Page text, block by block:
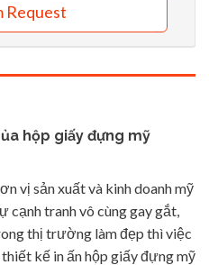
Request
hộp giấy đựng mỹ
vị sản xuất và kinh doanh mỹ
cạnh tranh vô cùng gay gắt,
thị trường làm đẹp thì việc
kế in ấn hộp giấy đựng mỹ